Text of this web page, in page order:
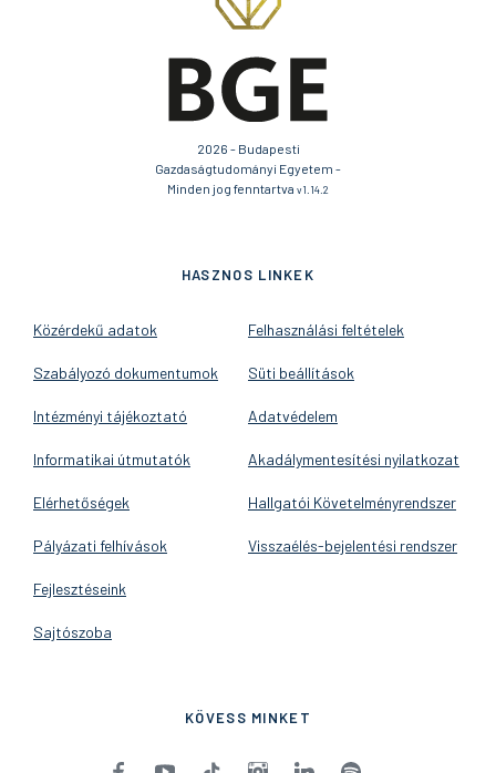
2026 - Budapesti
Gazdaságtudományi Egyetem -
Minden jog fenntartva v1.14.2
HASZNOS LINKEK
Közérdekű adatok
Szabályozó dokumentumok
Intézményi tájékoztató
Informatikai útmutatók
Elérhetőségek
Pályázati felhívások
Fejlesztéseink
Sajtószoba
Felhasználási feltételek
Süti beállítások
Adatvédelem
Akadálymentesítési nyilatkozat
Hallgatói Követelményrendszer
Visszaélés-bejelentési rendszer
KÖVESS MINKET